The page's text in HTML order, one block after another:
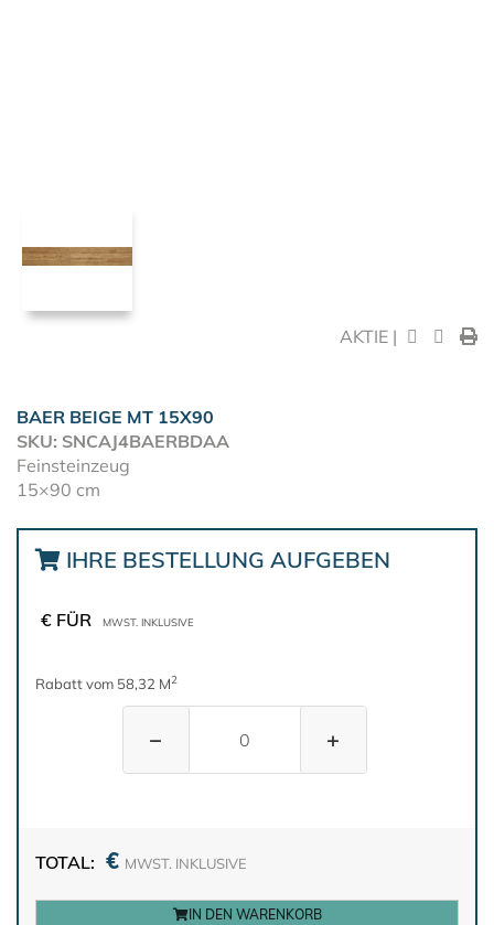
AKTIE |
BAER BEIGE MT 15X90
SKU: SNCAJ4BAERBDAA
Feinsteinzeug
15×90 cm
IHRE BESTELLUNG AUFGEBEN
€ FÜR MWST. INKLUSIVE
Rabatt vom 58,32 M2
− +
TOTAL: € MWST. INKLUSIVE
IN DEN WARENKORB